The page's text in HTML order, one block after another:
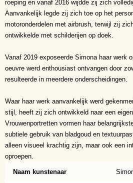
roeping en vanaf 2016 wijdde zij zich
Aanvankelijk legde zij zich toe op het
motoronderdelen met airbrush, terwijl zij
ontwikkelde met schilderijen op doek.
Vanaf 2019 exposeerde Simona haar werk
oeuvre werd enthousiast ontvangen door
resulteerde in meerdere onderscheidingen.
Waar haar werk aanvankelijk werd
stijl, heeft zij zich ontwikkeld naar een
Vrouwenportretten vormen haar
subtiele gebruik van bladgoud en
alleen visueel krachtig zijn, maar ook een
oproepen.
Naam kunstenaar